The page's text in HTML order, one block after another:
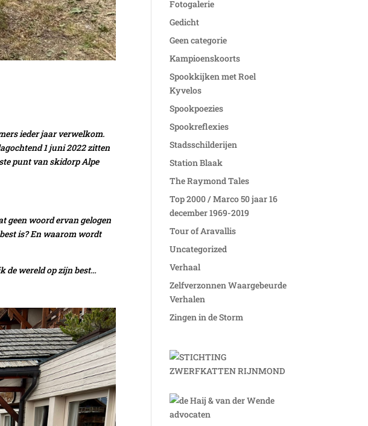
ieder jaar verwelkom.
1 juni 2022 zitten
punt van skidorp Alpe
geen woord ervan gelogen
is? En waarom wordt
de wereld op zijn best…
Fotogalerie
Gedicht
Geen categorie
Kampioenskoorts
Spookkijken met Roel
Kyvelos
Spookpoezies
Spookreflexies
Stadsschilderijen
Station Blaak
The Raymond Tales
Top 2000 / Marco 50 jaar 16
december 1969-2019
Tour of Aravallis
Uncategorized
Verhaal
Zelfverzonnen Waargebeurde
Verhalen
Zingen in de Storm